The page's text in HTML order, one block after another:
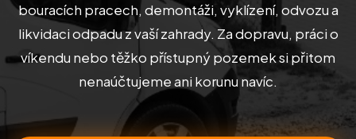
Deratizace a dezinsekce
Úklid
Příprava nemovitostí na prodej
bouracích pracech, demontáži, vyklízení, odvozu a
likvidaci odpadu z vaší zahrady. Za dopravu, práci o
víkendu nebo těžko přístupný pozemek si přitom
nenaúčtujeme ani korunu navíc.